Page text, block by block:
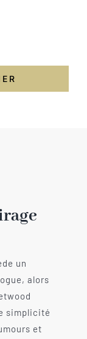
un
alors
simplicité
et